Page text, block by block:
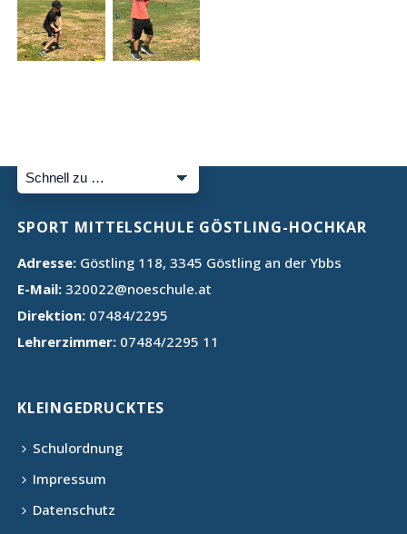
SPORT MITTELSCHULE GÖSTLING-HOCHKAR
Adresse: Göstling 118, 3345 Göstling an der Ybbs
E-Mail: 320022@noeschule.at
Direktion: 07484/2295
Lehrerzimmer: 07484/2295 11
KLEINGEDRUCKTES
Schulordnung
Impressum
Datenschutz